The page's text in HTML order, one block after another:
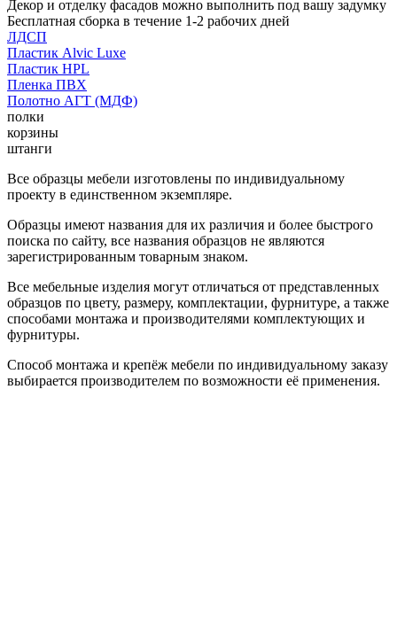
Декор и отделку фасадов можно выполнить под вашу задумку
Бесплатная сборка в течение 1-2 рабочих дней
ЛДСП
Пластик Alvic Luxe
Пластик HPL
Пленка ПВХ
Полотно АГТ (МДФ)
полки
корзины
штанги
Все образцы мебели изготовлены по индивидуальному
проекту в единственном экземпляре.
Образцы имеют названия для их различия и более быстрого
поиска по сайту, все названия образцов не являются
зарегистрированным товарным знаком.
Все мебельные изделия могут отличаться от представленных
образцов по цвету, размеру, комплектации, фурнитуре, а также
способами монтажа и производителями комплектующих и
фурнитуры.
Способ монтажа и крепёж мебели по индивидуальному заказу
выбирается производителем по возможности её применения.